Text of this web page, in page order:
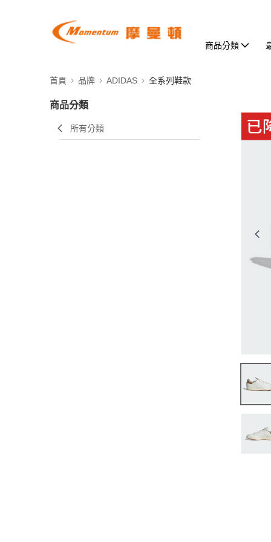
商品分類
首頁 品牌 ADIDAS 全系列鞋款
商品分類
所有分類